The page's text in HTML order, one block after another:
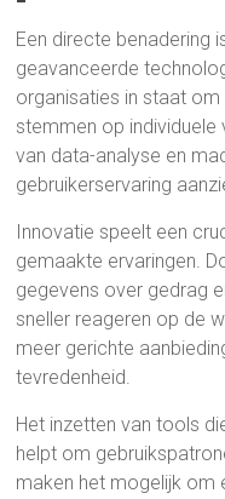
Een directe benadering
geavanceerde
organisaties in staat
stemmen op
van data-analyse en
gebruikerservaring
Innovatie speelt een
gemaakte ervaringen.
gegevens over gedrag
sneller reageren op de
meer gerichte
tevredenheid.
Het inzetten van tools
helpt om
maken het mogelijk om